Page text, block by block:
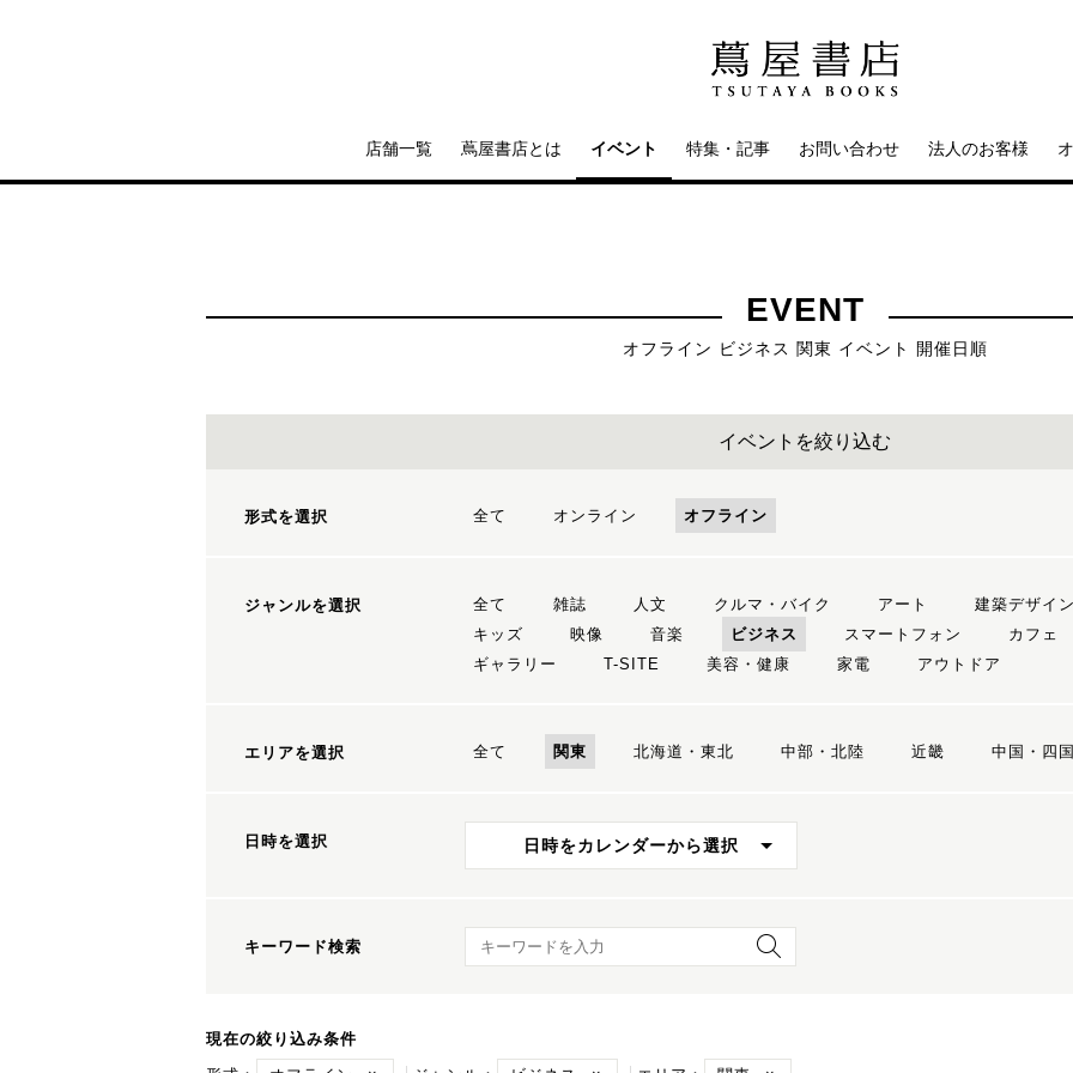
店舗一覧 蔦屋書店とは イベント 特集・記事 お問い合わせ 法人のお客様
EVENT
オフライン ビジネス 関東 イベント 開催日順
イベントを絞り込む
形式を選択 全て オンライン オフライン
ジャンルを選択 全て 雑誌 人文 クルマ・バイク アート 建築デザイン
キッズ
映像 音楽 ビジネス スマートフォン カフェ
ギャラリー
T-SITE 美容・健康 家電 アウトドア
エリアを選択 全て 関東 北海道・東北 中部・北陸 近畿 中国・四国
日時を選択 日時をカレンダーから選択
キーワード検索 キーワード検索
現在の絞り込み条件